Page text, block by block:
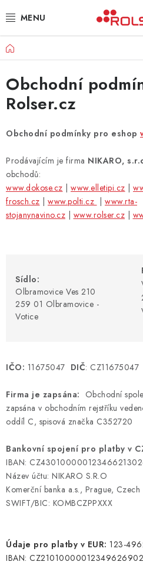
na
TAŠKY NA KOLEČKÁCH
ŽEHLICÍ PRKNA
SCHŮDKY
PŘÍSLUŠENSTVÍ
Úvod Kontakt Obchodní
Domů
Obchodní
Rolser.cz
Obchodní podmínky pro eshop
Prodávajícím je firma NIKARO,
obchodů:
www.dokose.cz
www.elletipi.cz
frosch.cz
www.polti.cz
www.rta-
stojanynavino.cz
www.rolser.cz
Sídlo:
Olbramovice Ves 210
259 01 Olbramovice -
Votice
IČO: 11675047 DIČ: CZ11675047
Firma je zapsána: Obchodní
zapsána v obchodním rejstříku
oddíl C, spisová značka C352720
Bankovní spojení pro platby v
IBAN:
Název účtu: NIKARO S.R.O
Komerční banka a.s., Prague,
SWIFT/BIC: KOMBCZPPXXX
Údaje pro platby v EUR: 123-
IBAN: